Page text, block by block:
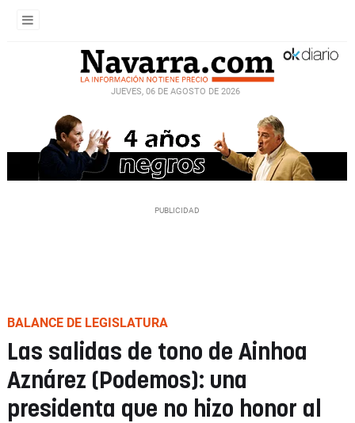
JUEVES, 06 DE AGOSTO DE 2026
BALANCE DE LEGISLATURA
Las salidas de tono de Ainhoa
Aznárez (Podemos): una
presidenta que no hizo honor al